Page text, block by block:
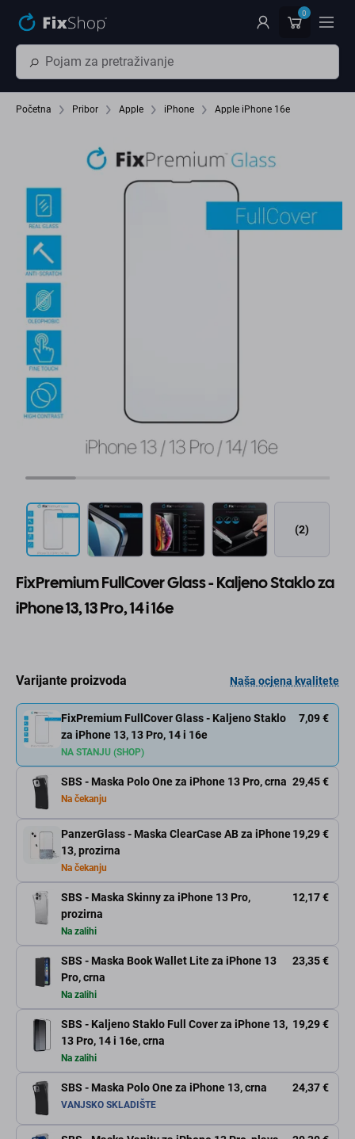
0
Početna Pribor Apple iPhone Apple iPhone 16e
(2)
FixPremium FullCover Glass - Kaljeno Staklo za
iPhone 13, 13 Pro, 14 i 16e
Varijante proizvoda Naša ocjena kvalitete
SBS - Maska Polo One za iPhone 13 Pro, crna 29,45 €
Na čekanju
PanzerGlass - Maska ClearCase AB za iPhone
13, prozirna
19,29 €
Na čekanju
SBS - Maska Skinny za iPhone 13 Pro,
prozirna
12,17 €
Na zalihi
SBS - Maska Book Wallet Lite za iPhone 13
Pro, crna
23,35 €
Na zalihi
SBS - Kaljeno Staklo Full Cover za iPhone 13,
13 Pro, 14 i 16e, crna
19,29 €
Na zalihi
SBS - Maska Polo One za iPhone 13, crna 24,37 €
VANJSKO SKLADIŠTE
FixPremium FullCover Glass - Kaljeno Staklo
za iPhone 13, 13 Pro, 14 i 16e
7,09 €
NA STANJU (SHOP)